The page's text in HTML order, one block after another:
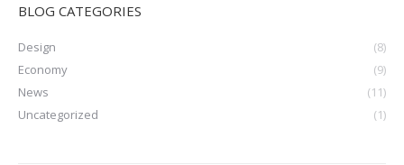
BLOG CATEGORIES
Design
(8)
Economy
(9)
News
(11)
Uncategorized
(1)